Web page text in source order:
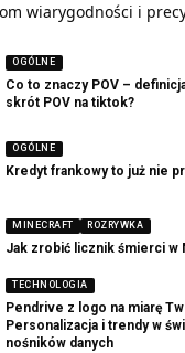
wiarygodności i
OGÓLNE
Co to znaczy POV –
skrót POV na tiktok?
OGÓLNE
Kredyt frankowy to już nie
MINECRAFT ROZRYWKA
Jak zrobić licznik śmierci w
TECHNOLOGIA
Pendrive z logo na miarę
Personalizacja i trendy w
nośników danych